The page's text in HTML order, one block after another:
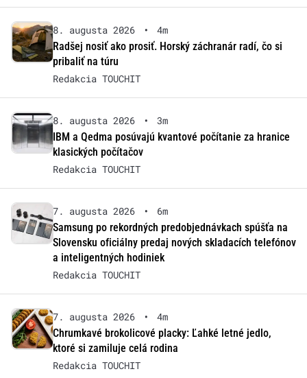
8. augusta 2026 •
4m
Radšej nosiť ako prosiť. Horský záchranár radí, čo si
pribaliť na túru
Redakcia TOUCHIT
8. augusta 2026 •
3m
IBM a Qedma posúvajú kvantové počítanie za hranice
klasických počítačov
Redakcia TOUCHIT
7. augusta 2026 •
6m
Samsung po rekordných predobjednávkach spúšťa na
Slovensku oficiálny predaj nových skladacích telefónov
a inteligentných hodiniek
Redakcia TOUCHIT
7. augusta 2026 •
4m
Chrumkavé brokolicové placky: Ľahké letné jedlo,
ktoré si zamiluje celá rodina
Redakcia TOUCHIT